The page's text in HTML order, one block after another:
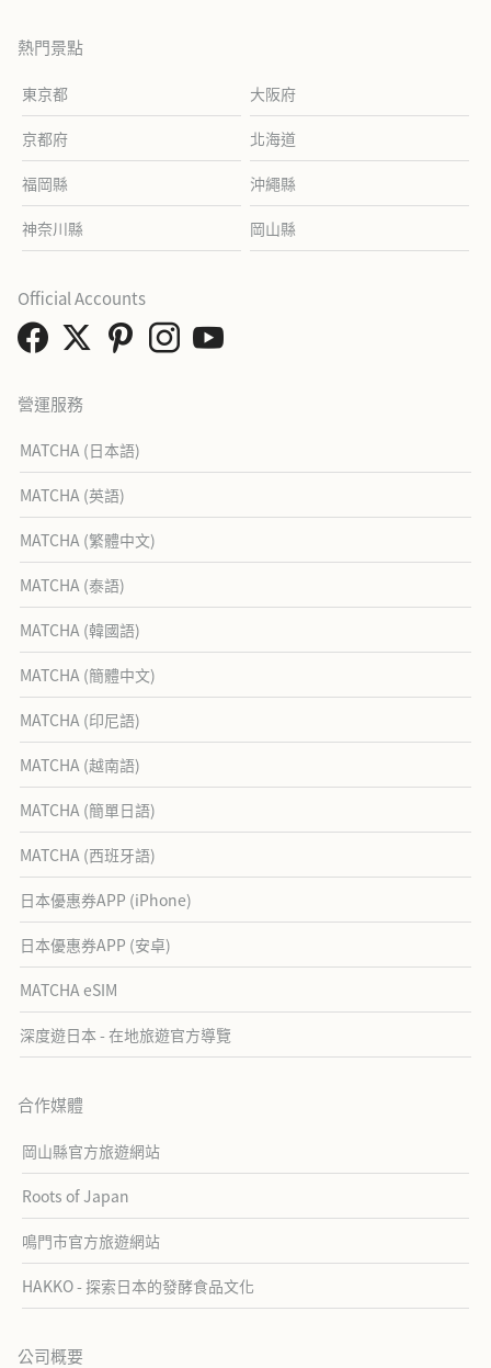
熱門景點
東京都 大阪府
京都府 北海道
福岡縣 沖繩縣
神奈川縣 岡山縣
營運服務
MATCHA (日本語)
MATCHA (英語)
MATCHA (繁體中文)
MATCHA (泰語)
MATCHA (韓國語)
MATCHA (簡體中文)
MATCHA (印尼語)
MATCHA (越南語)
MATCHA (簡單日語)
MATCHA (西班牙語)
日本優惠券APP (iPhone)
日本優惠券APP (安卓)
MATCHA eSIM
深度遊日本 - 在地旅遊官方導覽
合作媒體
岡山縣官方旅遊網站
Roots of Japan
鳴門市官方旅遊網站
HAKKO - 探索日本的發酵食品文化
公司概要
Official Accounts